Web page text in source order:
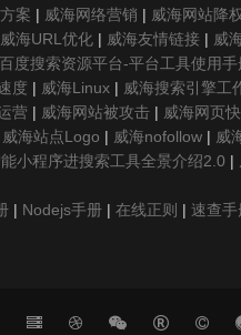
案 | 威海网络营销 | 威海网站降
威海URL优化 | 威海友情链接 | 威
度搜索资源平台-平台工具使用手
度 | 威海Linux | 威海搜索引擎工
营 | 威海网站被攻击 | 威海网页
威海站点Logo | 威海nofollow | 威
小程序进搜索工具全景介绍2.0 |
| Nodejs手册 | 在线正则 | 速查手